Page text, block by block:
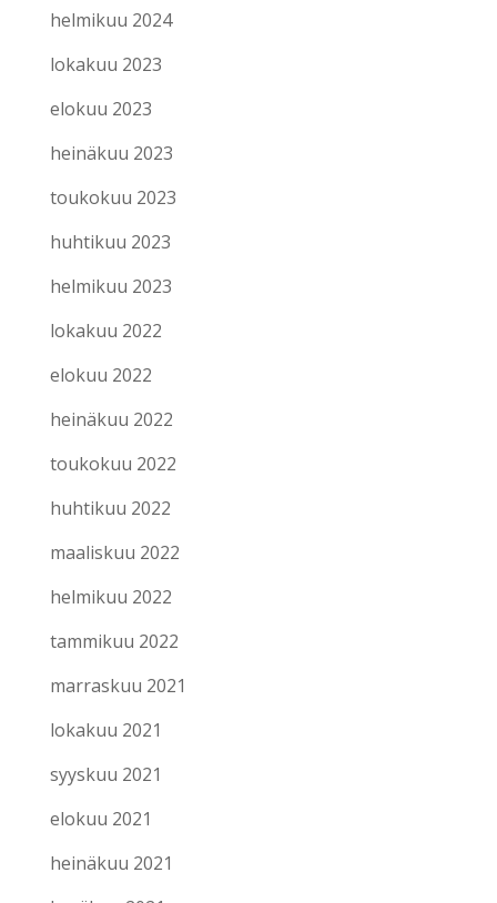
helmikuu 2024
lokakuu 2023
elokuu 2023
heinäkuu 2023
toukokuu 2023
huhtikuu 2023
helmikuu 2023
lokakuu 2022
elokuu 2022
heinäkuu 2022
toukokuu 2022
huhtikuu 2022
maaliskuu 2022
helmikuu 2022
tammikuu 2022
marraskuu 2021
lokakuu 2021
syyskuu 2021
elokuu 2021
heinäkuu 2021